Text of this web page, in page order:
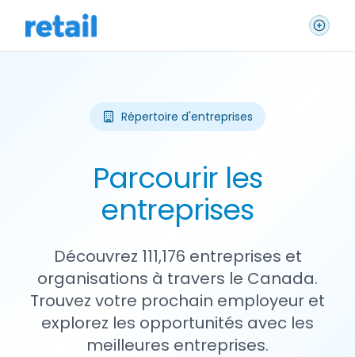
Répertoire d'entreprises
Parcourir les
entreprises
Découvrez 111,176 entreprises et
organisations à travers le Canada.
Trouvez votre prochain employeur et
explorez les opportunités avec les
meilleures entreprises.